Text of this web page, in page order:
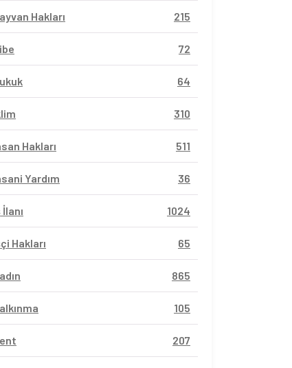
Hakları 215
72
64
310
Hakları 511
Yardım 36
İlanı 1024
Hakları 65
865
105
207